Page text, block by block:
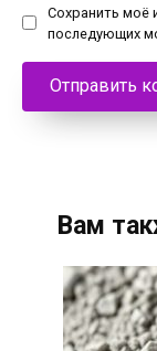
Сохранить моё
последующих
Вам